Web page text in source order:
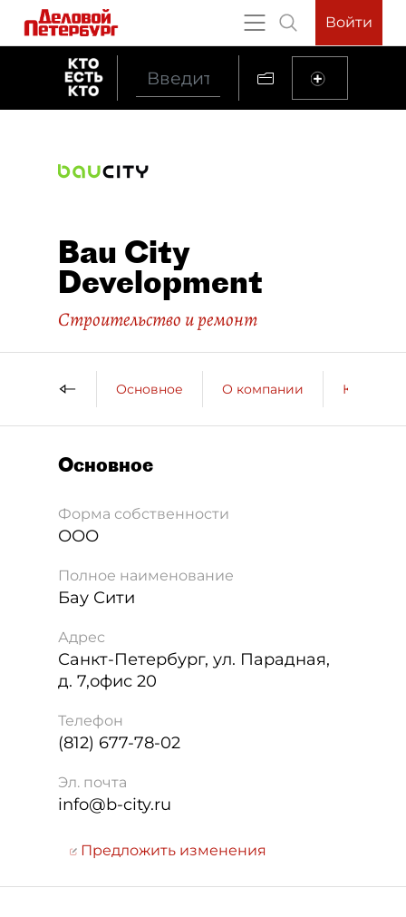
Войти
Bau City
Development
Строительство и ремонт
Основное О компании
Основное
Форма собственности
ООО
Полное наименование
Бау Сити
Адрес
Санкт-Петербург, ул. Парадная,
д. 7,офис 20
Телефон
(812) 677-78-02
Эл. почта
info@b-city.ru
Предложить изменения